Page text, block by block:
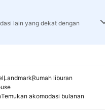
lain yang dekat dengan
LandmarkRumah liburan
Temukan akomodasi bulanan